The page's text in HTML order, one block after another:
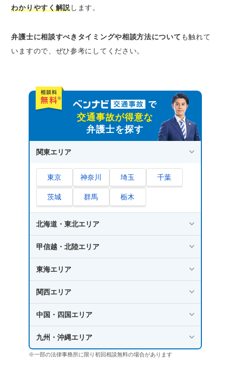
2.そんぽADRセンターに相談する
さいごに｜示談交渉を取り扱う弁護士は「ベン
ナビ交通事故」で簡単に探せる
わかりやすく解説します。
弁護士に相談すべきタイミングや相談方法について も触れて
いますので、ぜひ参考にしてください。
交通事故が得意な
弁護士を探す
関東エリア
東京 神奈川 埼玉 千葉
茨城 群馬 栃木
北海道・東北エリア
甲信越・北陸エリア
東海エリア
関西エリア
中国・四国エリア
九州・沖縄エリア
※一部の法律事務所に限り初回相談無料の場合があります